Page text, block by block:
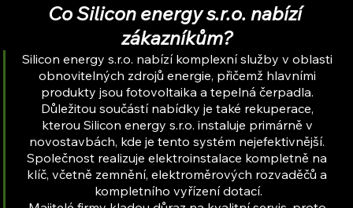
Co Silicon energy s.r.o. nabízí
zákazníkům?
Silicon energy s.r.o. nabízí komplexní služby v oblasti
obnovitelných zdrojů energie, přičemž hlavními
produkty jsou fotovoltaika a tepelná čerpadla.
Důležitou součástí nabídky je také rekuperace,
kterou Silicon energy s.r.o. instaluje primárně v
novostavbách, kde je tento systém nejefektivnější.
Společnost realizuje elektroinstalace kompletně na
klíč, včetně zemnění, elektroměrových rozvaděčů a
kompletního vyřízení dotací.